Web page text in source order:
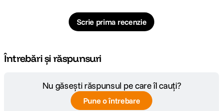
Scrie prima recenzie
Întrebări și răspunsuri
Nu găsești răspunsul pe care îl cauți?
Pune o întrebare